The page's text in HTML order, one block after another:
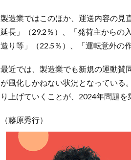
製造業ではこのほか、運送内容の見
延長」（29.2％）、「発荷主からの
造り等」（22.5％）、「運転意外の
最近では、製造業でも新規の運動賛
が風化しかねない状況となっている
り上げていくことが、2024年問題を
（藤原秀行）